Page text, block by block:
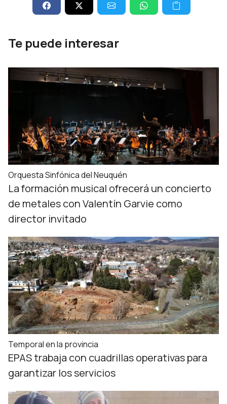
Te puede interesar
Orquesta Sinfónica del Neuquén
La formación musical ofrecerá un concierto
de metales con Valentín Garvie como
director invitado
Temporal en la provincia
EPAS trabaja con cuadrillas operativas para
garantizar los servicios